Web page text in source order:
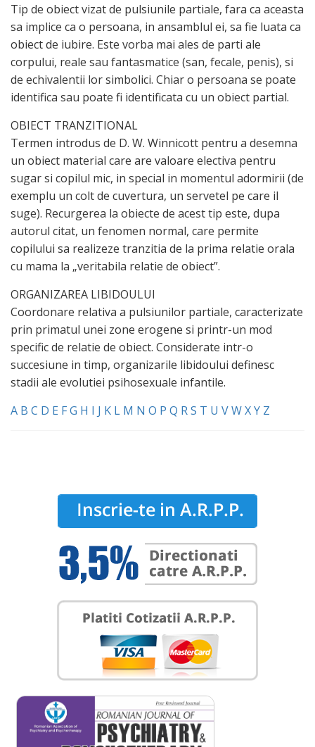
Tip de obiect vizat de pulsiunile partiale, fara ca aceasta
sa implice ca o persoana, in ansamblul ei, sa fie luata ca
obiect de iubire. Este vorba mai ales de parti ale
corpului, reale sau fantasmatice (san, fecale, penis), si
de echivalentii lor simbolici. Chiar o persoana se poate
identifica sau poate fi identificata cu un obiect partial.
OBIECT TRANZITIONAL
Termen introdus de D. W. Winnicott pentru a desemna
un obiect material care are valoare electiva pentru
sugar si copilul mic, in special in momentul adormirii (de
exemplu un colt de cuvertura, un servetel pe care il
suge). Recurgerea la obiecte de acest tip este, dupa
autorul citat, un fenomen normal, care permite
copilului sa realizeze tranzitia de la prima relatie orala
cu mama la „veritabila relatie de obiect”.
ORGANIZAREA LIBIDOULUI
Coordonare relativa a pulsiunilor partiale, caracterizate
prin primatul unei zone erogene si printr-un mod
specific de relatie de obiect. Considerate intr-o
succesiune in timp, organizarile libidoului definesc
stadii ale evolutiei psihosexuale infantile.
A B C D E FG H I J K L M N O P Q RS T U VWXY Z